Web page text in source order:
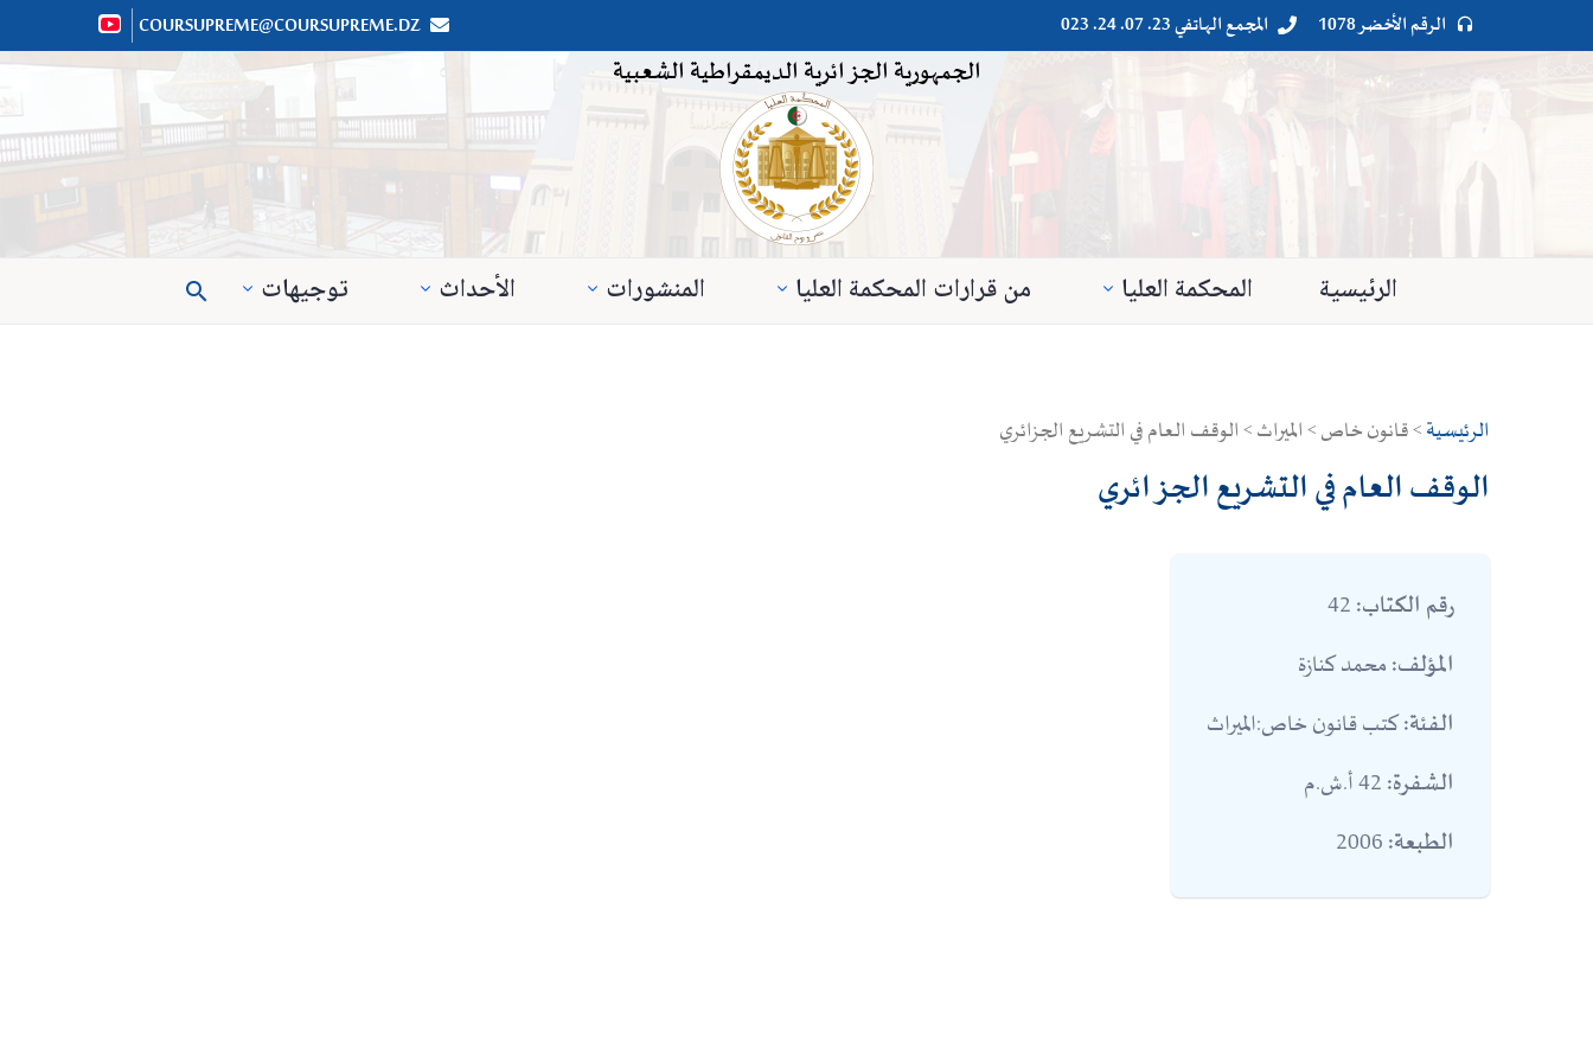

 الرقم الأخضر 1078 
 المجمع الهاتفي 23. 07. 24. 023 

COURSUPREME@COURSUPREME.DZ
الجمهورية الجزائرية الديمقراطية الشعبية
الرئيسية المحكمة العليا من قرارات المحكمة العليا المنشورات الأحداث توجيهات 
الرئيسية> قانون خاص > الميراث > الوقف العام في التشريع الجزائري
الوقف العام في التشريع الجزائري
رقم الكتاب:
المؤلف:محمد كنازة
الفئة:كتب قانون خاص:الميراث
الشفرة:
الطبعة: